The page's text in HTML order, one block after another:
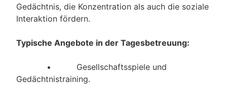
Gedächtnis, die Konzentration als auch die soziale
Interaktion fördern.
Typische Angebote in der Tagesbetreuung:
• Gesellschaftsspiele und
Gedächtnistraining.